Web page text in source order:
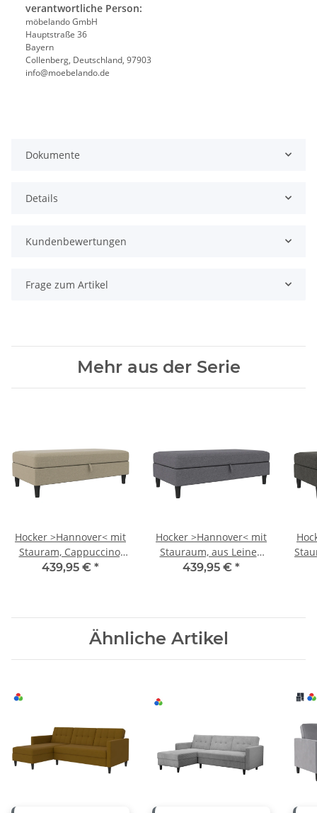
verantwortliche Person:
möbelando GmbH
Hauptstraße 36
Bayern
Collenberg, Deutschland, 97903
info@moebelando.de
Dokumente
Details
Kundenbewertungen
Frage zum Artikel
Mehr aus der Serie
Hocker >Hannover< mit
Stauram, Cappuccino,
Leinenstoff-Optik c
439,95 € *
Hocker >Hannover< mit
Stauraum, aus Leinen
Grau - 130x43x69
439,95 € *
Ähnliche Artikel